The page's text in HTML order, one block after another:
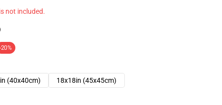
not included.
-20%
(40x40cm) 18x18in (45x45cm)